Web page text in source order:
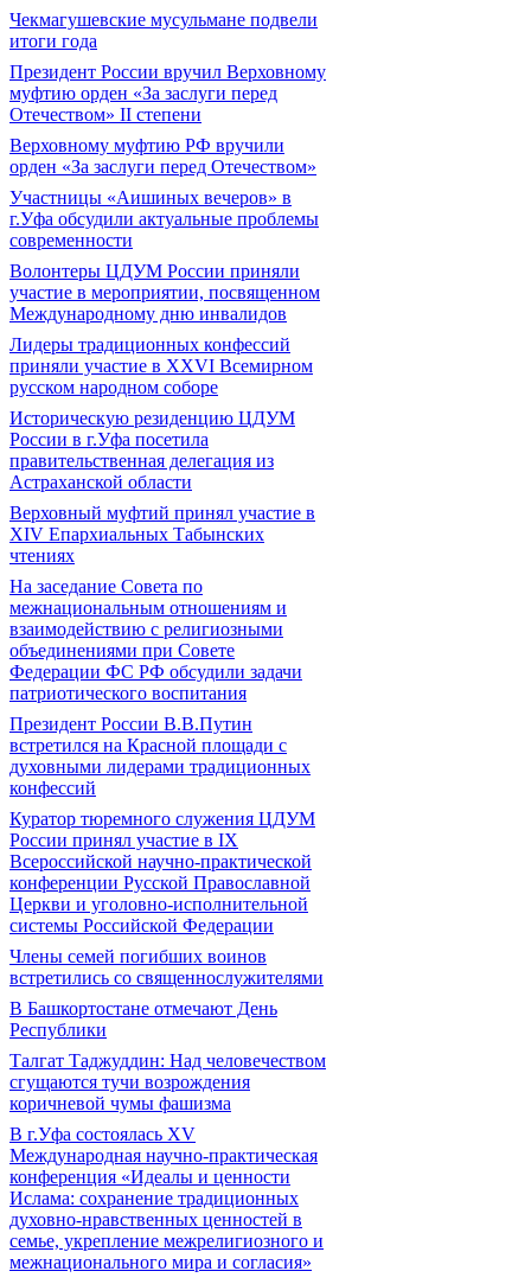
Чекмагушевские мусульмане подвели
итоги года
Президент России вручил Верховному
муфтию орден «За заслуги перед
Отечеством» II степени
Верховному муфтию РФ вручили
орден «За заслуги перед Отечеством»
Участницы «Аишиных вечеров» в
г.Уфа обсудили актуальные проблемы
современности
Волонтеры ЦДУМ России приняли
участие в мероприятии, посвященном
Международному дню инвалидов
Лидеры традиционных конфессий
приняли участие в XXVI Всемирном
русском народном соборе
Историческую резиденцию ЦДУМ
России в г.Уфа посетила
правительственная делегация из
Астраханской области
Верховный муфтий принял участие в
ХIV Епархиальных Табынских
чтениях
На заседание Совета по
межнациональным отношениям и
взаимодействию с религиозными
объединениями при Совете
Федерации ФС РФ обсудили задачи
патриотического воспитания
Президент России В.В.Путин
встретился на Красной площади с
духовными лидерами традиционных
конфессий
Куратор тюремного служения ЦДУМ
России принял участие в IX
Всероссийской научно-практической
конференции Русской Православной
Церкви и уголовно-исполнительной
системы Российской Федерации
Члены семей погибших воинов
встретились со священнослужителями
В Башкортостане отмечают День
Республики
Талгат Таджуддин: Над человечеством
сгущаются тучи возрождения
коричневой чумы фашизма
В г.Уфа состоялась XV
Международная научно-практическая
конференция «Идеалы и ценности
Ислама: сохранение традиционных
духовно-нравственных ценностей в
семье, укрепление межрелигиозного и
межнационального мира и согласия»